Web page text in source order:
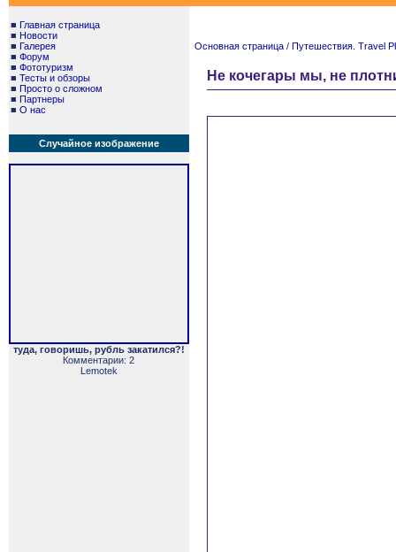
■ Главная страница
■ Новости
■ Галерея
■ Форум
■ Фототуризм
■ Тесты и обзоры
■ Просто о сложном
■ Партнеры
■ О нас
Случайное изображение
туда, говоришь, рубль закатился?!
Комментарии: 2
Lemotek
Основная страница / Путешествия. Travel
Не кочегары мы, не